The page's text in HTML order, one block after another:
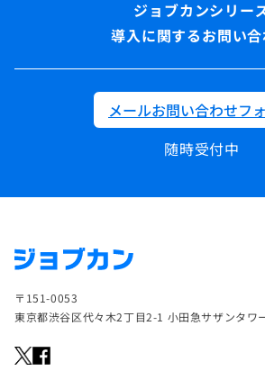
導入に関するお問い
メールお問い合わせフ
随時受付中
〒151-0053
東京都渋谷区代々木2丁目2-1 小田急サザンタワ